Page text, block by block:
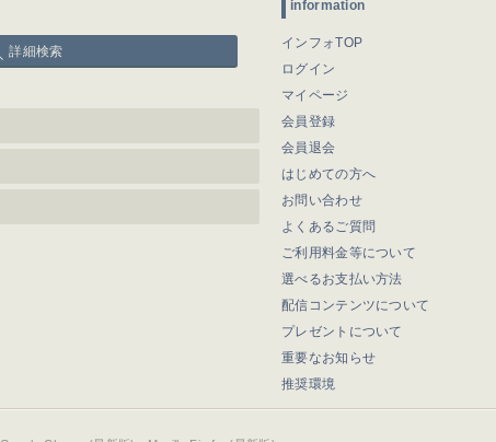
詳細検索
information
インフォTOP
ログイン
マイページ
会員登録
会員退会
はじめての方へ
お問い合わせ
よくあるご質問
ご利用料金等について
選べるお支払い方法
配信コンテンツについて
プレゼントについて
重要なお知らせ
推奨環境